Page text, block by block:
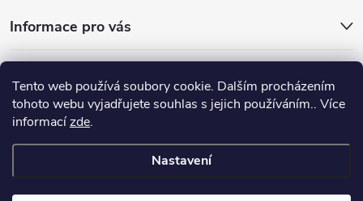
Tento web používá soubory cookie. Dalším procházením
tohoto webu vyjadřujete souhlas s jejich používáním.. Více
informacízde.
Nastavení
Informace pro vás
Facebook
Copyright 2026www.dekorstudio.cz. Všechna práva vyhrazena.